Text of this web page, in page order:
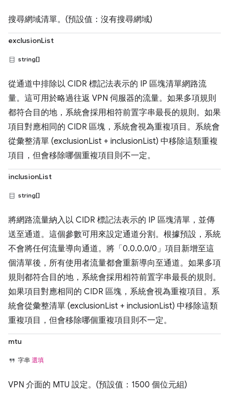
搜尋網域清單。(預設值：沒有搜尋網域)
exclusionList
string[]
從通道中排除以 CIDR 標記法表示的 IP 區塊清單網路流
量。這可用於略過往返 VPN 伺服器的流量。如果多項規則
都符合目的地，系統會採用相符前置字串最長的規則。如果
項目對應相同的 CIDR 區塊，系統會視為重複項目。系統會
從彙整清單 (exclusionList + inclusionList) 中移除這類重複
項目，但會移除哪個重複項目則不一定。
inclusionList
string[]
將網路流量納入以 CIDR 標記法表示的 IP 區塊清單，並傳
送至通道。這個參數可用來設定通道分割。根據預設，系統
不會將任何流量導向通道。將「0.0.0.0/0」項目新增至這
個清單後，所有使用者流量都會重新導向至通道。如果多項
規則都符合目的地，系統會採用相符前置字串最長的規則。
如果項目對應相同的 CIDR 區塊，系統會視為重複項目。系
統會從彙整清單 (exclusionList + inclusionList) 中移除這類
重複項目，但會移除哪個重複項目則不一定。
mtu
字串 選填
VPN 介面的 MTU 設定。(預設值：1500 個位元組)